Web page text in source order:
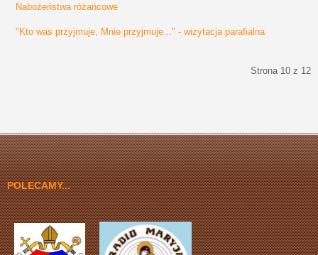
Nabożeństwa różańcowe
"Kto was przyjmuje, Mnie przyjmuje..." - wizytacja parafialna
Strona 10 z 12
POLECAMY...